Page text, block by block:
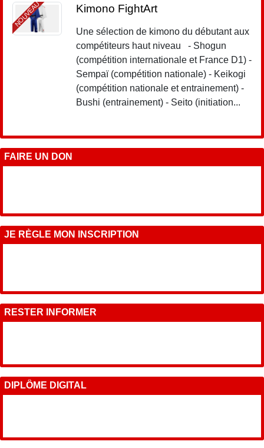
NOUVEAU Kimono FightArt
Une sélection de kimono du débutant aux
compétiteurs haut niveau - Shogun
(compétition internationale et France D1) -
Sempaï (compétition nationale) - Keikogi
(compétition nationale et entrainement) -
Bushi (entrainement) - Seito (initiation...
FAIRE UN DON
JE RÈGLE MON INSCRIPTION
RESTER INFORMER
DIPLÔME DIGITAL